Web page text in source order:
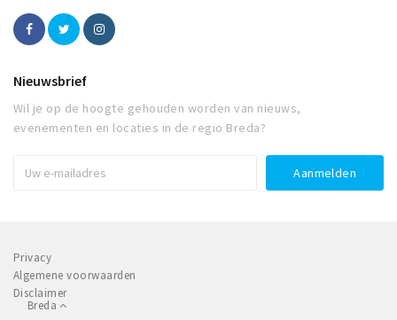
Nieuwsbrief
Wil je op de hoogte gehouden worden van nieuws,
evenementen en locaties in de regio Breda?
Privacy
Algemene voorwaarden
Disclaimer
Breda